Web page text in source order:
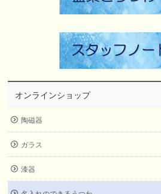
オンラインショップ
陶磁器
ガラス
漆器